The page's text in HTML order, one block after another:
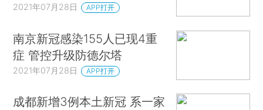
2021年07月28日 APP打开
南京新冠感染155人已现4重
症 管控升级防德尔塔
2021年07月28日 APP打开
成都新增3例本土新冠 系一家